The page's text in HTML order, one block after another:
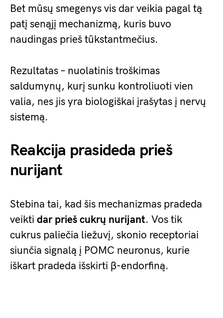
Bet mūsų smegenys vis dar veikia pagal tą
patį senąjį mechanizmą, kuris buvo
naudingas prieš tūkstantmečius.
Rezultatas – nuolatinis troškimas
saldumynų, kurį sunku kontroliuoti vien
valia, nes jis yra biologiškai įrašytas į nervų
sistemą.
Reakcija prasideda prieš
nurijant
Stebina tai, kad šis mechanizmas pradeda
veikti dar prieš cukrų nurijant. Vos tik
cukrus paliečia liežuvį, skonio receptoriai
siunčia signalą į POMC neuronus, kurie
iškart pradeda išskirti β-endorfiną.